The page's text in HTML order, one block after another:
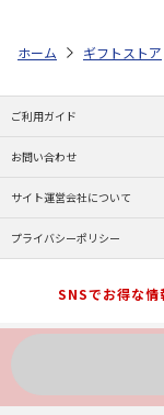
ホーム ギフトストア
ご利用ガイド
お問い合わせ
サイト運営会社について
プライバシーポリシー
SNSでお得な情